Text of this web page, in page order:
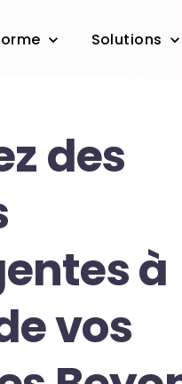
Solutions
des
à
vos